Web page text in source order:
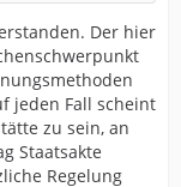
Der hier
jeden Fall scheint
zu sein, an
Staatsakte
Regelung